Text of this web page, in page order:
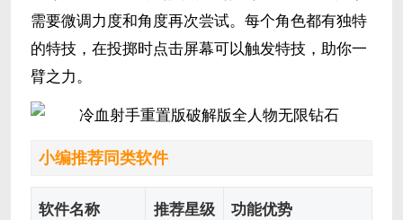
需要微调力度和角度再次尝试。每个角色都有独特
的特技，在投掷时点击屏幕可以触发特技，助你一
臂之力。
小编推荐同类软件
软件名称 推荐星级 功能优势